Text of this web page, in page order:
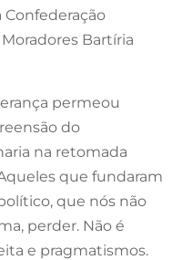
Bartíria
permeou
do
na retomada
que fundaram
que nós não
perder. Não é
e pragmatismos.